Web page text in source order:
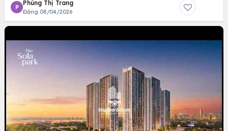
P
Phùng Thị Trang
Đăng 08/04/2026